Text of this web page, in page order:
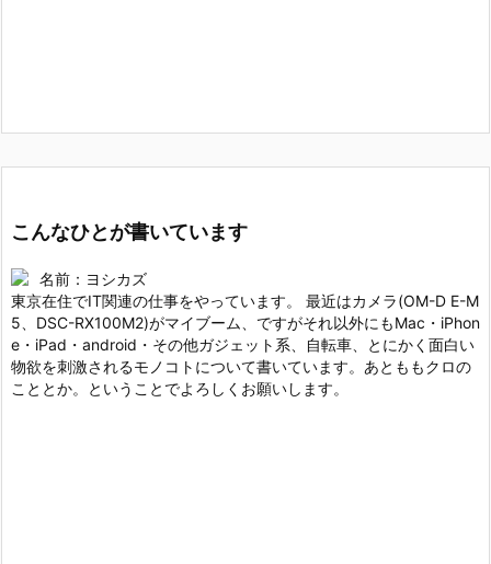
こんなひとが書いています
名前：ヨシカズ
東京在住でIT関連の仕事をやっています。 最近はカメラ(OM-D E-M
5、DSC-RX100M2)がマイブーム、ですがそれ以外にもMac・iPhon
e・iPad・android・その他ガジェット系、自転車、とにかく面白い
物欲を刺激されるモノコトについて書いています。あとももクロの
こととか。ということでよろしくお願いします。